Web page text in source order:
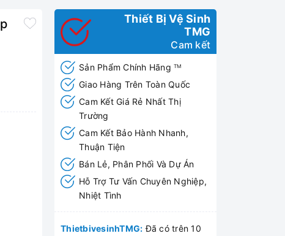
Thiết Bị Vệ Sinh
TMG
Cam kết
Sản Phẩm Chính Hãng TM
Giao Hàng Trên Toàn Quốc
Cam Kết Giá Rẻ Nhất Thị
Trường
Cam Kết Bảo Hành Nhanh,
Thuận Tiện
Bán Lẻ, Phân Phối Và Dự Án
Hỗ Trợ Tư Vấn Chuyên Nghiệp,
Nhiệt Tình
ThietbivesinhTMG: Đã có trên 10